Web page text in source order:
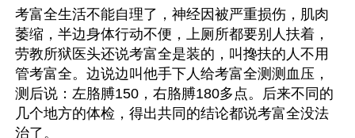
考富全生活不能自理了，神经因被严重损伤，肌肉
萎缩，半边身体行动不便，上厕所都要别人扶着，
劳教所狱医头还说考富全是装的，叫搀扶的人不用
管考富全。边说边叫他手下人给考富全测测血压，
测后说：左胳膊150，右胳膊180多点。后来不同的
几个地方的体检，得出共同的结论都说考富全没法
治了。